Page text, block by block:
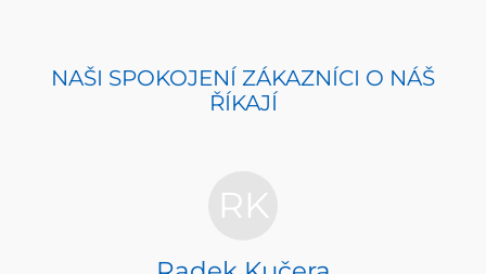
NAŠI SPOKOJENÍ ZÁKAZNÍCI O NÁŠ
ŘÍKAJÍ
RK